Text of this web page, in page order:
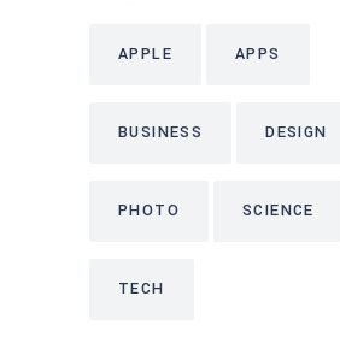
APPLE APPS
BUSINESS DESIGN
PHOTO SCIENCE
TECH